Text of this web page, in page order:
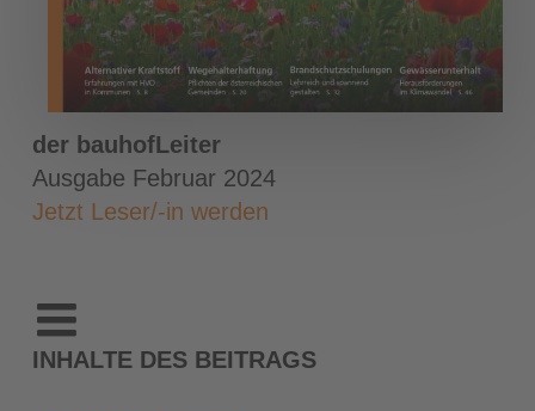
der bauhofLeiter
Ausgabe Februar 2024
Jetzt Leser/-in werden
INHALTE DES BEITRAGS